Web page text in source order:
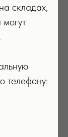
складах,
телефону: